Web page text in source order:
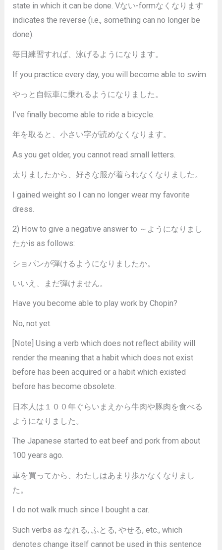
state in which it can be done. Vない-formなくなります
indicates the reverse (i.e., something can no longer be
done).
毎日練習すれば、泳げるようになります。
If you practice every day, you will become able to swim.
やっと自転車に乗れるようになりました。
I’ve finally become able to ride a bicycle.
年を取ると、小さい字が読めなくなります。
As you get older, you cannot read small letters.
太りましたから、好きな服が着られなくなりました。
I gained weight so I can no longer wear my favorite
dress.
2) How to give a negative answer to ～ようになりまし
たかis as follows:
ショパンが弾けるようになりましたか。
いいえ、まだ弾けません。
Have you become able to play work by Chopin?
No, not yet.
[Note] Using a verb which does not reflect ability will
render the meaning that a habit which does not exist
before has been acquired or a habit which existed
before has become obsolete.
日本人は１００年ぐらいまえから牛肉や豚肉を食べる
ようになりました。
The Japanese started to eat beef and pork from about
100 years ago.
車を買ってから、わたしはあまり歩かなくなりまし
た。
I do not walk much since I bought a car.
Such verbs as なれる, ふとる, やせる, etc., which
denotes change itself cannot be used in this sentence